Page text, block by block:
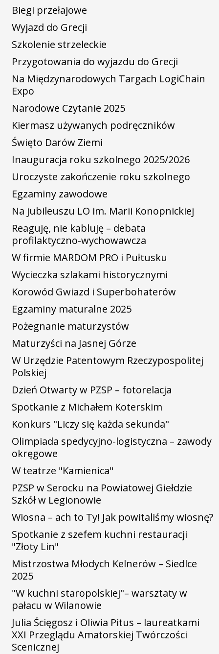
Biegi przełajowe
Wyjazd do Grecji
Szkolenie strzeleckie
Przygotowania do wyjazdu do Grecji
Na Międzynarodowych Targach LogiChain
Expo
Narodowe Czytanie 2025
Kiermasz używanych podręczników
Święto Darów Ziemi
Inauguracja roku szkolnego 2025/2026
Uroczyste zakończenie roku szkolnego
Egzaminy zawodowe
Na jubileuszu LO im. Marii Konopnickiej
Reaguję, nie kabluję – debata
profilaktyczno-wychowawcza
W firmie MARDOM PRO i Pułtusku
Wycieczka szlakami historycznymi
Korowód Gwiazd i Superbohaterów
Egzaminy maturalne 2025
Pożegnanie maturzystów
Maturzyści na Jasnej Górze
W Urzędzie Patentowym Rzeczypospolitej
Polskiej
Dzień Otwarty w PZSP – fotorelacja
Spotkanie z Michałem Koterskim
Konkurs "Liczy się każda sekunda"
Olimpiada spedycyjno-logistyczna – zawody
okręgowe
W teatrze "Kamienica"
PZSP w Serocku na Powiatowej Giełdzie
Szkół w Legionowie
Wiosna – ach to Ty! Jak powitaliśmy wiosnę?
Spotkanie z szefem kuchni restauracji
"Złoty Lin"
Mistrzostwa Młodych Kelnerów – Siedlce
2025
"W kuchni staropolskiej"– warsztaty w
pałacu w Wilanowie
Julia Ścięgosz i Oliwia Pitus – laureatkami
XXI Przeglądu Amatorskiej Twórczości
Scenicznej